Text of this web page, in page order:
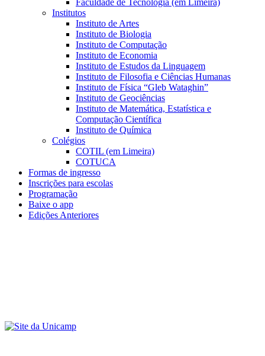
Institutos
Instituto de Artes
Instituto de Biologia
Instituto de Computação
Instituto de Economia
Instituto de Estudos da Linguagem
Instituto de Filosofia e Ciências Humanas
Instituto de Física “Gleb Wataghin”
Instituto de Geociências
Instituto de Matemática, Estatística e
Computação Científica
Instituto de Química
Colégios
COTIL (em Limeira)
COTUCA
Formas de ingresso
Inscrições para escolas
Programação
Baixe o app
Edições Anteriores